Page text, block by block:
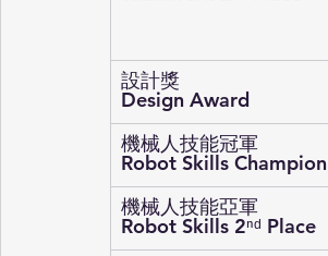
設計獎
Design Award
機械人技能冠軍
Robot Skills Champion
機械人技能亞軍
Robot Skills 2ⁿᵈ Place